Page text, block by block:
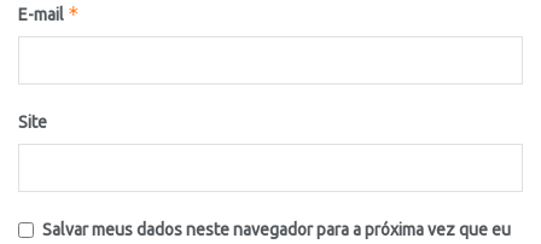
E-mail *
Site
Salvar meus dados neste navegador para a próxima vez que eu